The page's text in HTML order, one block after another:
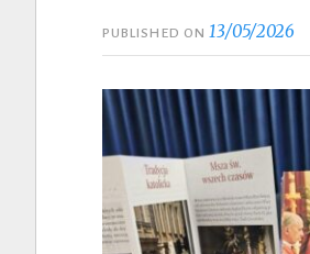
PUBLISHED ON 13/05/2026